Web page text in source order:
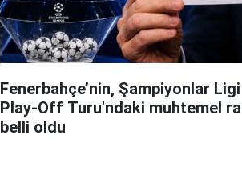
Fenerbahçe’nin, Şampiyonlar Ligi
Play-Off Turu'ndaki muhtemel
belli oldu